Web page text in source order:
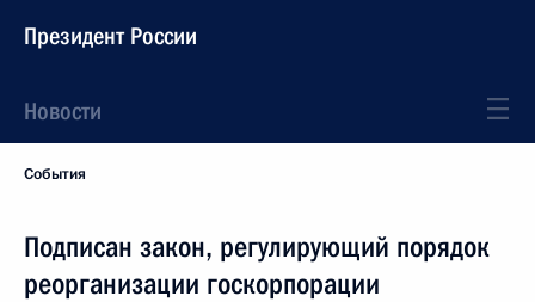
Президент России
Новости
События
Подписан закон, регулирующий порядок
реорганизации госкорпорации